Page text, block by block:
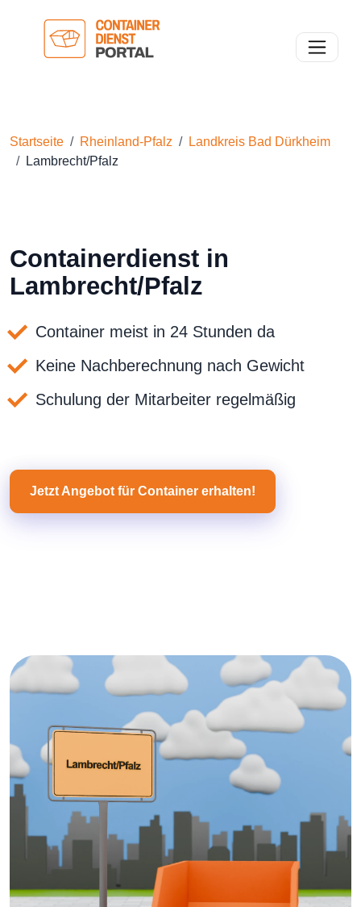
Toggle
Startseite Rheinland-Pfalz
Landkreis Bad Dürkheim
Lambrecht/Pfalz
Containerdienst in
Lambrecht/Pfalz
Container meist in 24 Stunden da
Keine Nachberechnung nach Gewicht
Schulung der Mitarbeiter regelmäßig
Jetzt Angebot für Container erhalten!